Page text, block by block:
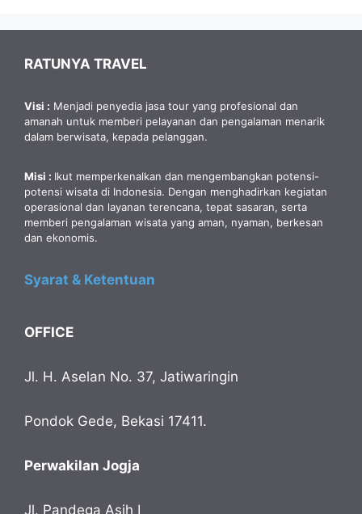
RATUNYA TRAVEL
Visi : Menjadi penyedia jasa tour yang profesional dan
amanah untuk memberi pelayanan dan pengalaman menarik
dalam berwisata, kepada pelanggan.
Misi : Ikut memperkenalkan dan mengembangkan potensi-
potensi wisata di Indonesia. Dengan menghadirkan kegiatan
operasional dan layanan terencana, tepat sasaran, serta
memberi pengalaman wisata yang aman, nyaman, berkesan
dan ekonomis.
Syarat & Ketentuan
OFFICE
Jl. H. Aselan No. 37, Jatiwaringin
Pondok Gede, Bekasi 17411.
Perwakilan Jogja
Jl. Pandega Asih I